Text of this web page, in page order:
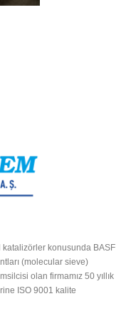
katalizörler konusunda BASF
(molecular sieve)
olan firmamız 50 yıllık
ISO 9001 kalite